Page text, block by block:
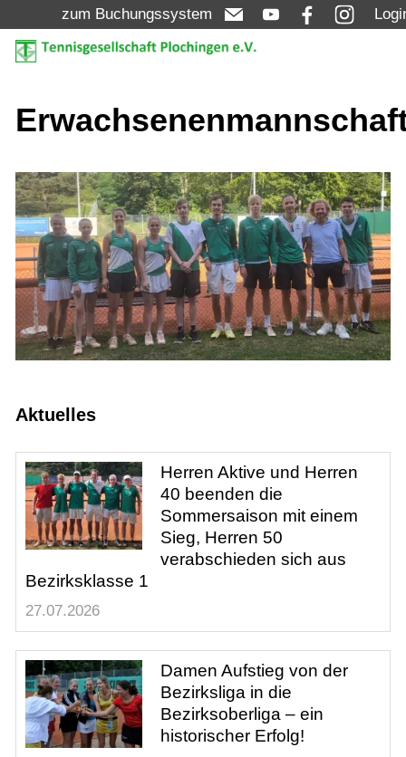
zum Buchungssystem
Aktuelles
Turniere
Verein
Mannschaften
Jugend
Damen 50
Herren 40
Herren 50
Hobby Herren
Training
Gaststätte
Aktuelles
Herren Aktive und Herren
40 beenden die
Sommersaison mit einem
Sieg, Herren 50
verabschieden sich aus
Bezirksklasse 1
27.07.2026
Damen Aufstieg von der
Bezirksliga in die
Bezirksoberliga – ein
historischer Erfolg!